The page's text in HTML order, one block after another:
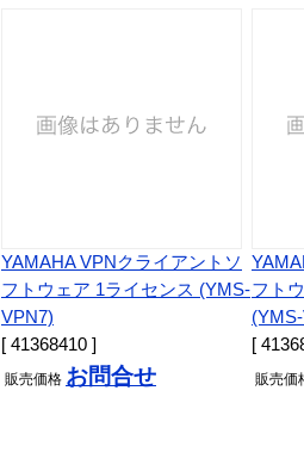
YAMAHA VPNクライアントソ
フトウェア 1ライセンス (YMS-
VPN7)
[ 41368410 ]
販売価格 お問合せ
フト
[
販売価